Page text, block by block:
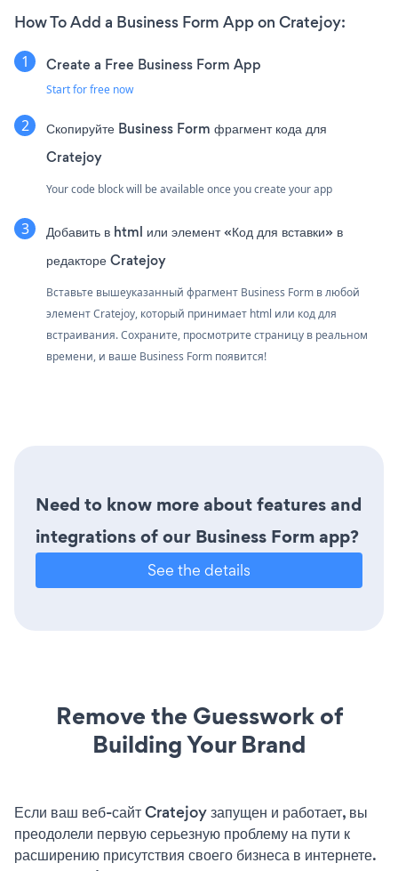
How To Add a Business Form App on Cratejoy:
Create a Free Business Form App
Start for free now
Скопируйте Business Form фрагмент кода для
Cratejoy
Your code block will be available once you create your app
Добавить в html или элемент «Код для вставки» в
редакторе Cratejoy
Вставьте вышеуказанный фрагмент Business Form в любой
элемент Cratejoy, который принимает html или код для
встраивания. Сохраните, просмотрите страницу в реальном
времени, и ваше Business Form появится!
Need to know more about features and
integrations of our Business Form app?
See the details
Remove the Guesswork of
Building Your Brand
Если ваш веб-сайт Cratejoy запущен и работает, вы
преодолели первую серьезную проблему на пути к
расширению присутствия своего бизнеса в интернете.